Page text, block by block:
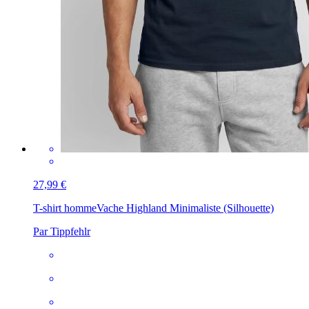
27,99 €
T-shirt hommeVache Highland Minimaliste (Silhouette)
Par Tippfehlr